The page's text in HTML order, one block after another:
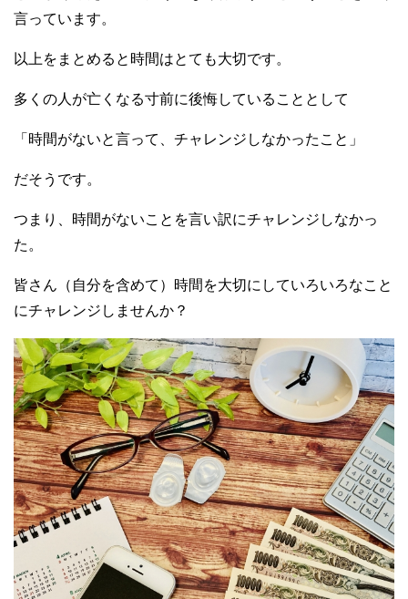
言っています。
以上をまとめると時間はとても大切です。
多くの人が亡くなる寸前に後悔していることとして
「時間がないと言って、チャレンジしなかったこと」
だそうです。
つまり、時間がないことを言い訳にチャレンジしなかっ
た。
皆さん（自分を含めて）時間を大切にしていろいろなこと
にチャレンジしませんか？